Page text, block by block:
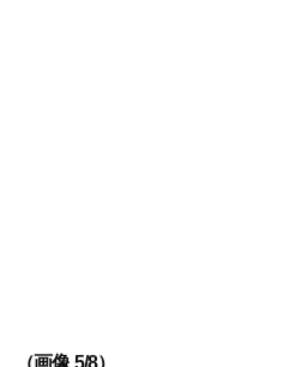
（画像 5/8）